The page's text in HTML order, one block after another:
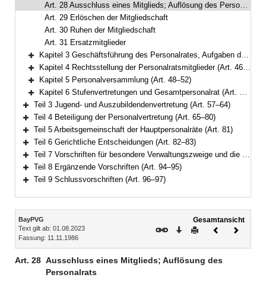
Art. 28 Ausschluss eines Mitglieds; Auflösung des Personalrats
Art. 29 Erlöschen der Mitgliedschaft
Art. 30 Ruhen der Mitgliedschaft
Art. 31 Ersatzmitglieder
Bereich erweitern
Kapitel 3 Geschäftsführung des Personalrates, Aufgaben der Schwerbehindertenvertretung (Art. 32–45)
Bereich erweitern
Kapitel 4 Rechtsstellung der Personalratsmitglieder (Art. 46–47)
Bereich erweitern
Kapitel 5 Personalversammlung (Art. 48–52)
Bereich erweitern
Kapitel 6 Stufenvertretungen und Gesamtpersonalrat (Art. 53–56)
Bereich erweitern
Teil 3 Jugend- und Auszubildendenvertretung (Art. 57–64)
Bereich erweitern
Teil 4 Beteiligung der Personalvertretung (Art. 65–80)
Bereich erweitern
Teil 5 Arbeitsgemeinschaft der Hauptpersonalräte (Art. 81)
Bereich erweitern
Teil 6 Gerichtliche Entscheidungen (Art. 82–83)
Bereich erweitern
Teil 7 Vorschriften für besondere Verwaltungszweige und die Behandlung von Verschlußsachen (Art. 84–93)
Bereich erweitern
Teil 8 Ergänzende Vorschriften (Art. 94–95)
Teil 9 Schlussvorschriften (Art. 96–97)
Inhalt
BayPVG
Text gilt ab: 01.08.2023
Fassung: 11.11.1986
Gesamtansicht
Download
DruckenVorheriges
Art. 28 Ausschluss eines Mitglieds; Auflösung des
Personalrats